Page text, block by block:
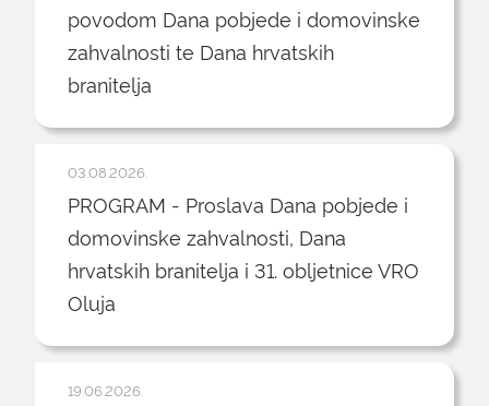
povodom Dana pobjede i domovinske
zahvalnosti te Dana hrvatskih
branitelja
03.08.2026.
PROGRAM - Proslava Dana pobjede i
domovinske zahvalnosti, Dana
hrvatskih branitelja i 31. obljetnice VRO
Oluja
19.06.2026.